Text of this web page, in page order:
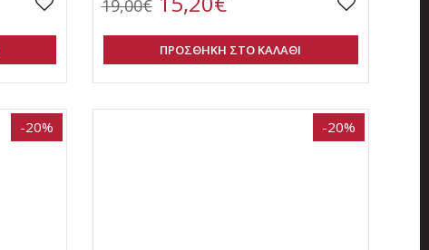
19,00€
ΠΡΟΣΘΗΚΗ ΣΤΟ ΚΑΛΑΘΙ
-20% -20%